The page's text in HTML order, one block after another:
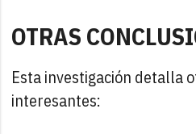
OTRAS
Esta investigación detalla
interesantes: